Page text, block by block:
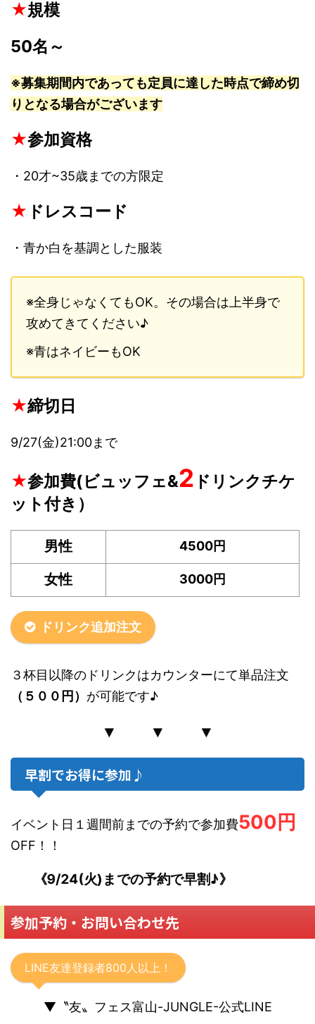
★規模
50名～
※募集期間内であっても定員に達した時点で締め切
りとなる場合がございます
★参加資格
・20才~35歳までの方限定
★ ドレスコード
・青か白を基調とした服装
※全身じゃなくてもOK。その場合は上半身で
攻めてきてください♪
※青はネイビーもOK
★締切日
9/27(金)21:00まで
★参加費(ビュッフェ&2 ドリンクチケ
ット付き）
男性 4500円
女性 3000円
ドリンク追加注文
３杯目以降のドリンクはカウンターにて単品注文
（５００円） が可能です♪
▼ ▼ ▼
早割でお得に参加♪
イベント日１週間前までの予約で参加費500円
OFF！！
《9/24(火)までの予約で早割♪》
参加予約・お問い合わせ先
LINE友達登録者800人以上！
▼〝友〟フェス富山-JUNGLE-公式LINE